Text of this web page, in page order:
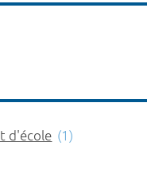
d'école (1)